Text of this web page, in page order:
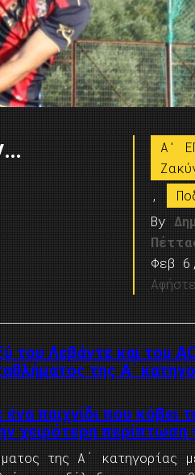
A'
,
By
Φεβ
του Λεβάντε και του
της Α΄
παιχνίδι που κόβει
χειρότερη
της Α΄ κατηγορίας